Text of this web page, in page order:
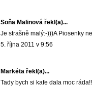
Soňa Malinová řekl(a)...
Je strašně malý:-)))A Piosenky
5. října 2011 v 9:56
Markéta řekl(a)...
Tady bych si kafe dala moc